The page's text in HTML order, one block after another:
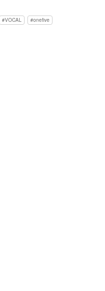
VOCAL onefive